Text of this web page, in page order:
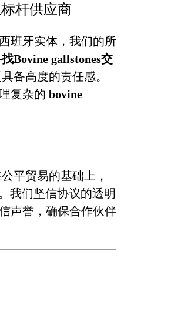
杆供应商
班牙实体，我们的所
Bovine gallstones交
备高度的责任感。
复杂的 bovine
平贸易的基础上，
我们坚信协议的透明
声誉，确保合作伙伴